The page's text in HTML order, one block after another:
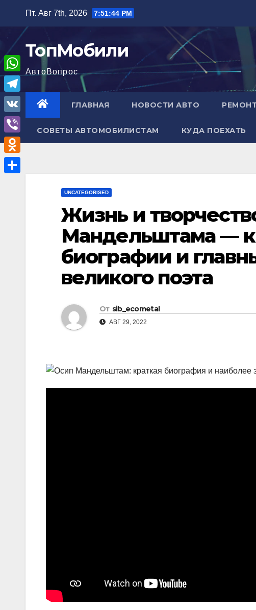
содержимому
Пт. Авг 7th, 2026 7:51:45 PM
ТопМобили
АвтоВопрос
ГЛАВНАЯ НОВОСТИ АВТО
СОВЕТЫ АВТОМОБИЛИСТАМ КУДА ПОЕХАТЬ
UNCATEGORISED
Жизнь и
Мандельштама —
биографии и
великого поэта
От sib_ecometal
АВГ 29, 2022
W
h
a
A
T
e
l
e
g
V
K
V
i
b
O